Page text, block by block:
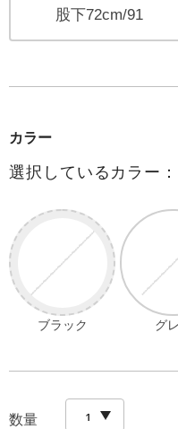
股下72cm/91
カラー
選択しているカラー
ブラック グ
数量